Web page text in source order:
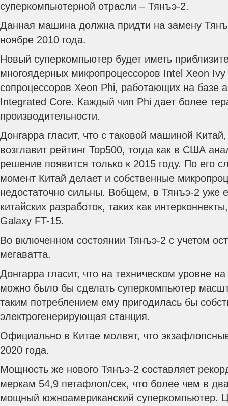
суперкомпьютерной отрасли – Тянъэ-2.
Данная машина должна придти на замену
ноябре 2010 года.
Новый суперкомпьютер будет иметь
многоядерных микропроцессоров Intel Xeon
сопроцессоров Xeon Phi, работающих на базе
Integrated Core. Каждый чип Phi дает более
производительности.
Донгарра гласит, что с таковой машиной
возглавит рейтинг Top500, тогда как в США
решение появится только к 2015 году. По его
момент Китай делает и собственные
недостаточно сильны. Вобщем, в Тянъэ-2 уже
китайских разработок, таких как
Galaxy FT-15.
Во включенном состоянии Тянъэ-2 c учетом
мегаватта.
Донгарра гласит, что на техническом уровне
можно было бы сделать суперкомпьютер
таким потреблением ему пригодилась бы
электрогенерирующая станция.
Официально в Китае молвят, что
2020 года.
Мощность же нового Тянъэ-2 составляет
меркам 54,9 петафлоп/сек, что более чем в
мощный южноамериканский суперкомпьютер.